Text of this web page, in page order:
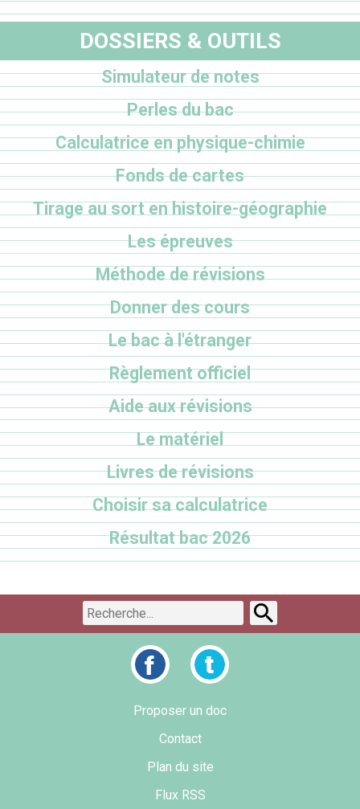
DOSSIERS & OUTILS
Simulateur de notes
Perles du bac
Calculatrice en physique-chimie
Fonds de cartes
Tirage au sort en histoire-géographie
Les épreuves
Méthode de révisions
Donner des cours
Le bac à l'étranger
Règlement officiel
Aide aux révisions
Le matériel
Livres de révisions
Choisir sa calculatrice
Résultat bac 2026
Proposer un doc
Contact
Plan du site
Flux RSS